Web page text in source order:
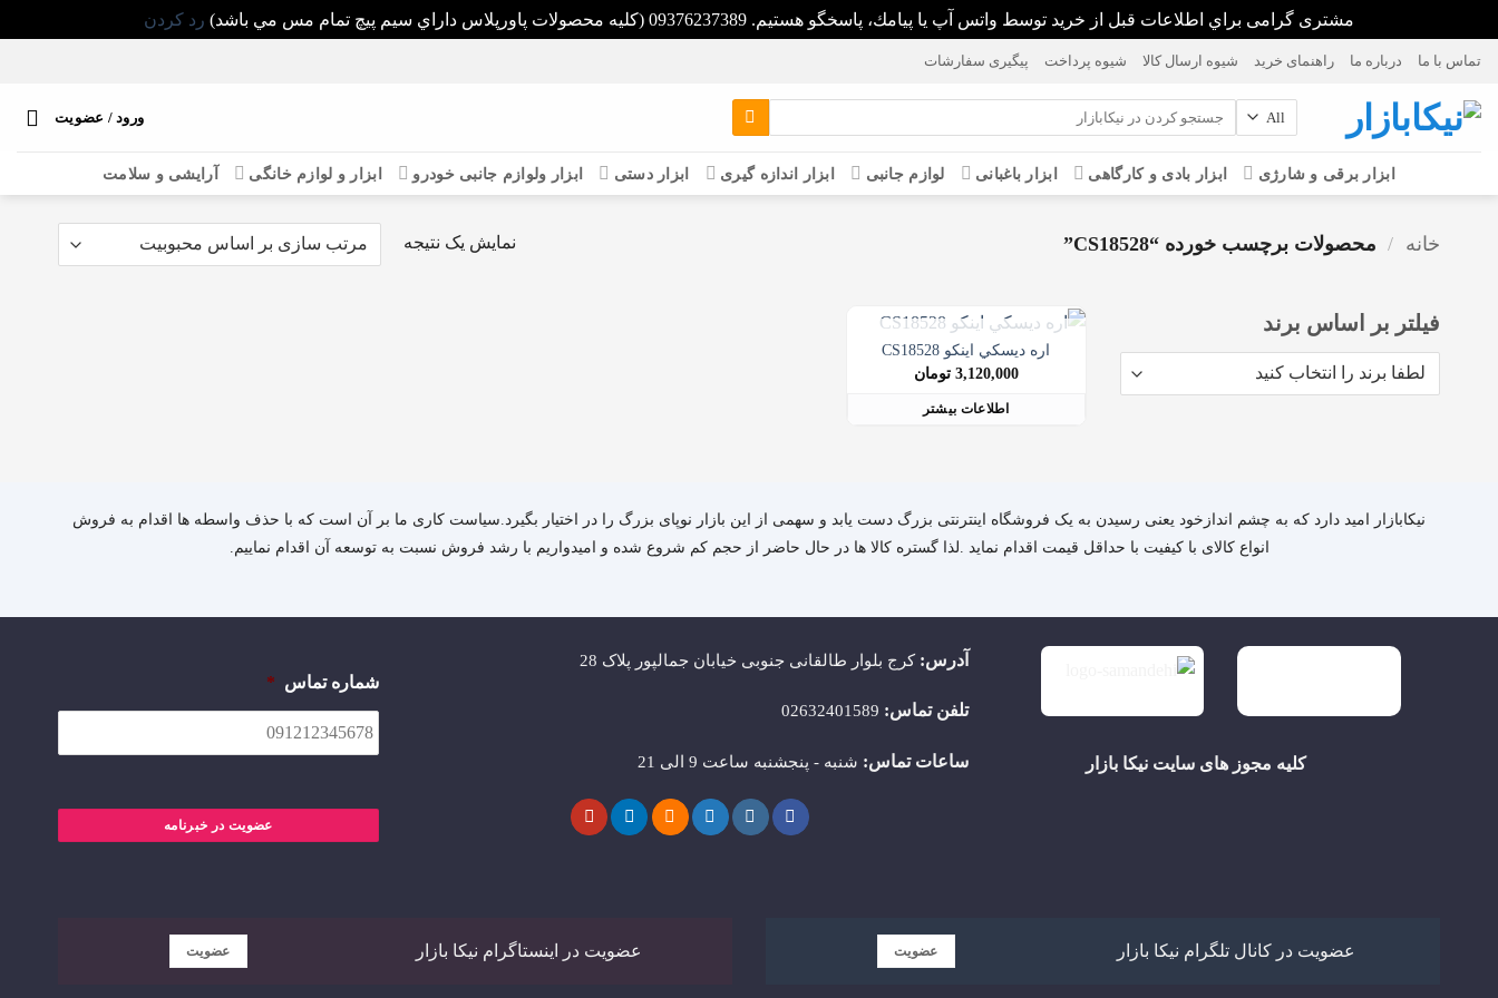
مشتری گرامی براي اطلاعات قبل از خريد توسط واتس آپ يا پيامك، پاسخگو هستيم. 09376237389 (كليه محصولات پاورپلاس داراي سيم پيچ تمام مس مي باشد)
رد کردن
content
تماس با ما درباره ما راهنمای خرید شیوه ارسال کالا شیوه پرداخت پیگیری سفارشات
برای:
ورود / عضویت
ابزار برقی و شارژی ابزار بادی و کارگاهی ابزار باغبانی لوازم جانبی ابزار اندازه گیری ابزار دستی ابزار ولوازم جانبی خودرو ابزار و لوازم خانگی آرایشی و سلامت
خانه / محصولات برچسب خورده “CS18528” نمایش یک نتیجه
فیلتر بر اساس برند
در انبار موجود نمی باشد
اره ديسكي اينكو CS18528
3,120,000 تومان
اطلاعات بیشتر
نیکابازار امید دارد که به چشم اندازخود یعنی رسیدن به یک فروشگاه اینترنتی بزرگ دست یابد و سهمی از این بازار نوپای بزرگ را در اختیار بگیرد.سیاست کاری ما بر آن است که با حذف واسطه ها اقدام به فروش
انواع کالای با کیفیت با حداقل قیمت اقدام نماید .لذا گستره کالا ها در حال حاضر از حجم کم شروع شده و امیدواریم با رشد فروش نسبت به توسعه آن اقدام نماییم.
کلیه مجوز های سایت نیکا بازار
آدرس: کرج بلوار طالقانی جنوبی خیابان جمالپور پلاک 28
تلفن تماس: 02632401589
ساعات تماس: شنبه - پنجشنبه ساعت 9 الی 21
شماره تماس *
عضویت در خبرنامه
عضویت در کانال تلگرام نیکا بازار عضویت عضویت در اینستاگرام نیکا بازار عضویت